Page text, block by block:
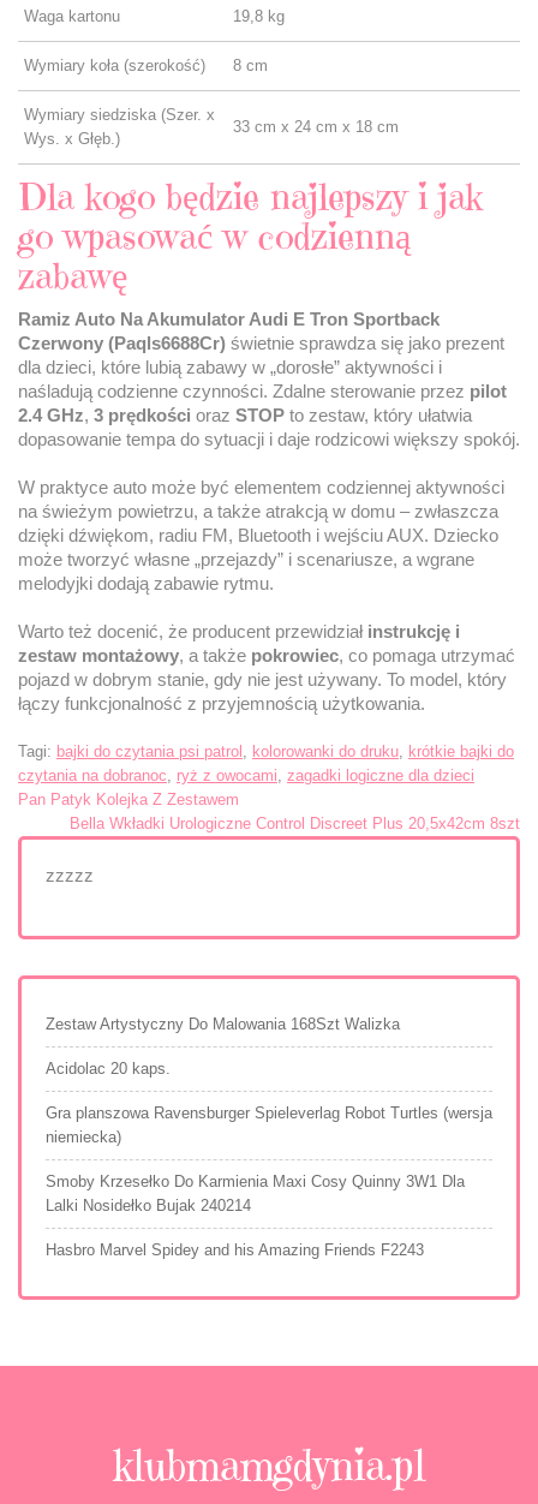
Waga kartonu 19,8 kg
Wymiary koła (szerokość) 8 cm
Wymiary siedziska (Szer. x
Wys. x Głęb.)
33 cm x 24 cm x 18 cm
Dla kogo będzie najlepszy i jak
go wpasować w codzienną
zabawę
Ramiz Auto Na Akumulator Audi E Tron Sportback
Czerwony (Paqls6688Cr) świetnie sprawdza się jako prezent
dla dzieci, które lubią zabawy w „dorosłe” aktywności i
naśladują codzienne czynności. Zdalne sterowanie przez pilot
2.4 GHz, 3 prędkości oraz STOP to zestaw, który ułatwia
dopasowanie tempa do sytuacji i daje rodzicowi większy spokój.
W praktyce auto może być elementem codziennej aktywności
na świeżym powietrzu, a także atrakcją w domu – zwłaszcza
dzięki dźwiękom, radiu FM, Bluetooth i wejściu AUX. Dziecko
może tworzyć własne „przejazdy” i scenariusze, a wgrane
melodyjki dodają zabawie rytmu.
Warto też docenić, że producent przewidział instrukcję i
zestaw montażowy, a także pokrowiec, co pomaga utrzymać
pojazd w dobrym stanie, gdy nie jest używany. To model, który
łączy funkcjonalność z przyjemnością użytkowania.
Tagi: bajki do czytania psi patrol kolorowanki do druku
krótkie bajki do
czytania na dobranoc
ryż z owocami zagadki logiczne dla dzieci
Nawigacja
wpisu
Pan Patyk Kolejka Z Zestawem
Bella Wkładki Urologiczne Control Discreet Plus 20,5x42cm 8szt
zzzzz
Zestaw Artystyczny Do Malowania 168Szt Walizka
Acidolac 20 kaps.
Gra planszowa Ravensburger Spieleverlag Robot Turtles (wersja
niemiecka)
Smoby Krzesełko Do Karmienia Maxi Cosy Quinny 3W1 Dla
Lalki Nosidełko Bujak 240214
Hasbro Marvel Spidey and his Amazing Friends F2243
klubmamgdynia.pl